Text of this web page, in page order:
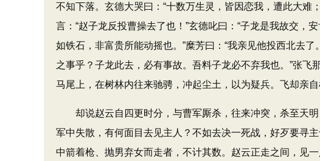
不知下落。玄德大哭曰：“十数万生灵，皆因恋我，遭此大
言：“赵子龙反投曹操去了也！”玄德叱曰：“子龙是我故交，
如铁石，非富贵所能动摇也。”糜芳曰：“我亲见他投西北去
之事乎？子龙此去，必有事故。吾料子龙必不弃我也。”张
马尾上，在树林内往来驰骋，冲起尘土，以为疑兵。飞却亲自
却说赵云自四更时分，与曹军厮杀，往来冲突，杀至天明
军中失散，有何面目去见主人？不如去决一死战，好歹要寻
中箭着枪、抛男弃女而走者，不计其数。赵云正走之间，见